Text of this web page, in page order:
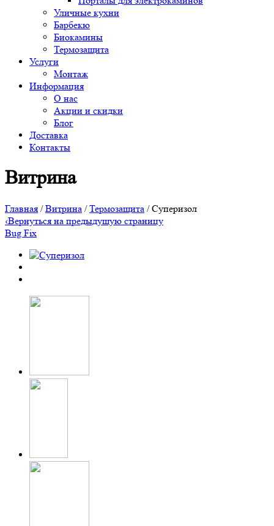
Уличные кухни
Барбекю
Биокамины
Термозащита
Услуги
Монтаж
Информация
О нас
Акции и скидки
Блог
Доставка
Контакты
Витрина
Главная /Витрина /Термозащита / Суперизол
‹Вернуться на предыдущую страницу
Bug Fix